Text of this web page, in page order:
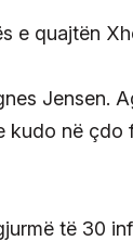
e quajtën
Jensen.
kudo në çdo
të 30